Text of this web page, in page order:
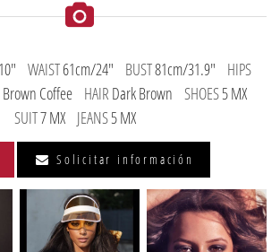
WAIST61cm/24" BUST81cm/31.9"
HIPS
Brown Coffee HAIR Dark Brown SHOES5 MX
SUIT7 MX JEANS5 MX
Solicitar información